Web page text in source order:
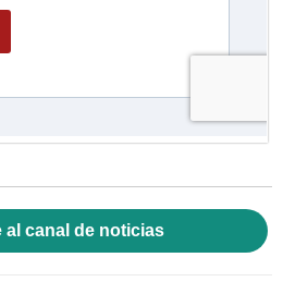
al canal de noticias